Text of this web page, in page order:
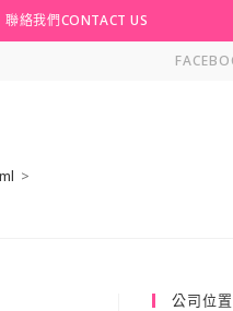
聯絡我們CONTACT US
>
公司位